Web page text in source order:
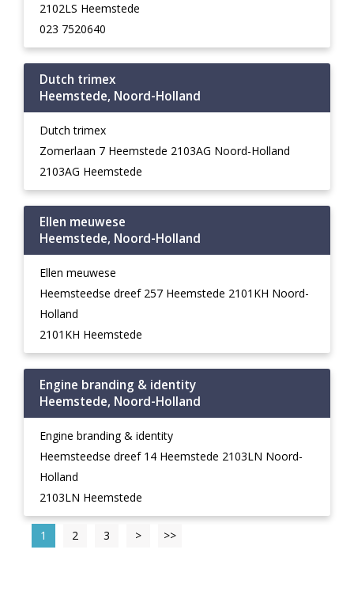
2102LS Heemstede
023 7520640
Dutch trimex
Heemstede, Noord-Holland
Dutch trimex
Zomerlaan 7 Heemstede 2103AG Noord-Holland
2103AG Heemstede
Ellen meuwese
Heemstede, Noord-Holland
Ellen meuwese
Heemsteedse dreef 257 Heemstede 2101KH Noord-
Holland
2101KH Heemstede
Engine branding & identity
Heemstede, Noord-Holland
Engine branding & identity
Heemsteedse dreef 14 Heemstede 2103LN Noord-
Holland
2103LN Heemstede
1 2 3 > >>